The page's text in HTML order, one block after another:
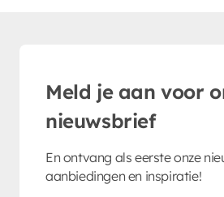
Meld je aan voor
nieuwsbrief
En ontvang als eerste onze
aanbiedingen en inspiratie!